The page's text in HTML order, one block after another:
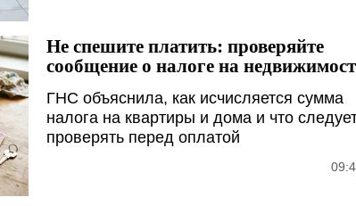
Не спешите платить: проверяйте
сообщение о налоге на
ГНС объяснила, как исчисляется сумма
налога на квартиры и дома и что
проверять перед оплатой